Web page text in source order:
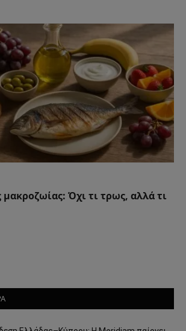
μακροζωίας: Όχι τι τρως, αλλά τι